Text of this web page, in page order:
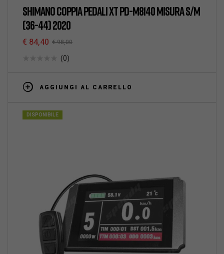
SHIMANO COPPIA PEDALI XT PD-M8140 MISURA S/M
(36-44) 2020
€98,00
€ 84,40
(0)
AGGIUNGI AL CARRELLO
DISPONIBILE